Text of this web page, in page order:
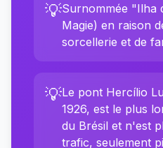
💡Surnommée "Ilha
Magie) en raison
sorcellerie et de
💡Le pont Hercílio
1926, est le plus
du Brésil et n'est
trafic, seulement